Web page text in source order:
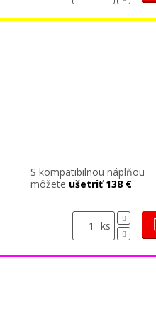
S kompatibilnou náplňou
môžete ušetriť 138 €
ks